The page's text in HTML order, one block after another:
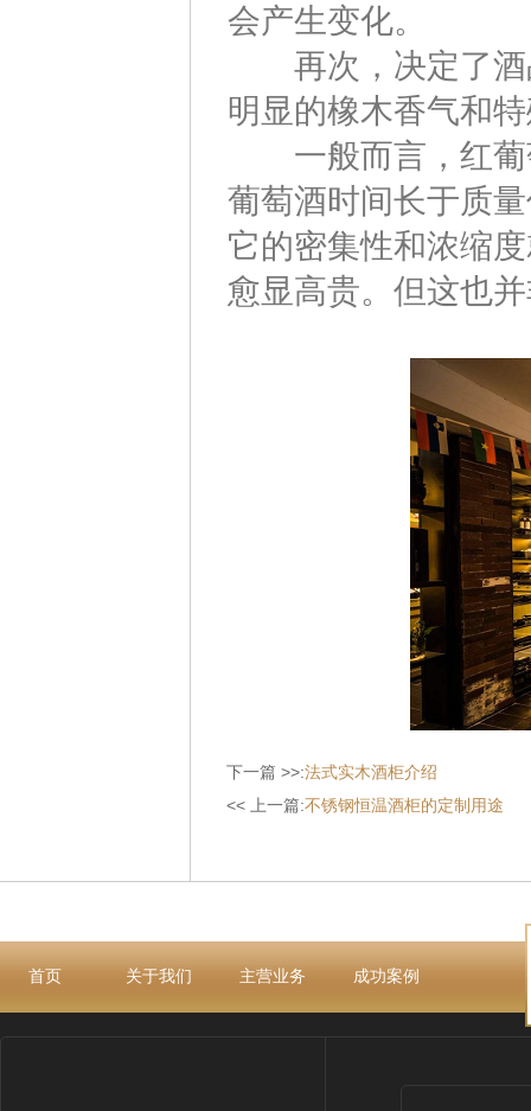
会产生变化。
再次，决定了酒
明显的橡木香气和
一般而言，红葡
葡萄酒时间长于质
它的密集性和浓缩
愈显高贵。但这也
下一篇 >>:法式实木酒柜介绍
<< 上一篇:不锈钢恒温酒柜的定制用途
首页 关于我们 主营业务 成功案例